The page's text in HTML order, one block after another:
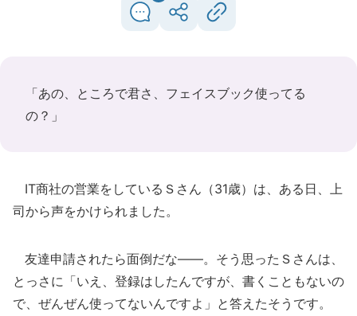
「あの、ところで君さ、フェイスブック使ってる
の？」
IT商社の営業をしているＳさん（31歳）は、ある日、上
司から声をかけられました。
友達申請されたら面倒だな――。そう思ったＳさんは、
とっさに「いえ、登録はしたんですが、書くこともないの
で、ぜんぜん使ってないんですよ」と答えたそうです。